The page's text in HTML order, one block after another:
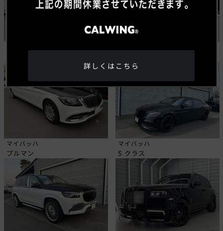
マイバッハ
プルマン
マイバッハ
S クラス
詳しくはこちら